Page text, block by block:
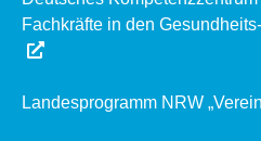
Fachkräfte in den
Landesprogramm NRW